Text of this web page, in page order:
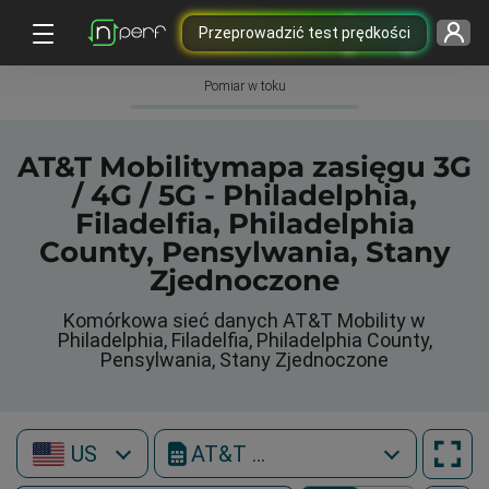
Przeprowadzić test prędkości
Pomiar w toku
AT&T Mobilitymapa zasięgu 3G
/ 4G / 5G - Philadelphia,
Filadelfia, Philadelphia
County, Pensylwania, Stany
Zjednoczone
Komórkowa sieć danych AT&T Mobility w
Philadelphia, Filadelfia, Philadelphia County,
Pensylwania, Stany Zjednoczone
US AT&T Mobility